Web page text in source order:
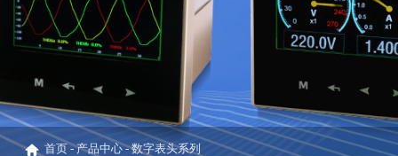
首页-产品中心-数字表头系列